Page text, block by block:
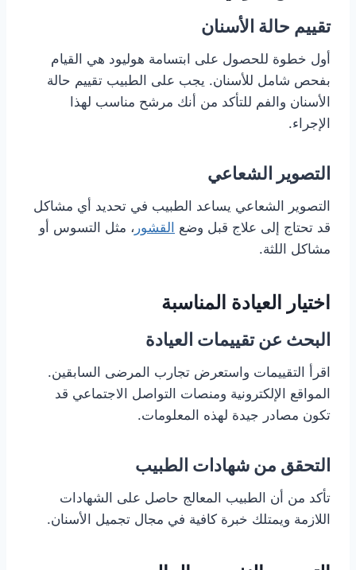
تقييم حالة الأسنان
أول خطوة للحصول على ابتسامة هوليود هي القيام
بفحص شامل للأسنان. يجب على الطبيب تقييم حالة
الأسنان والفم للتأكد من أنك مرشح مناسب لهذا
الإجراء.
التصوير الشعاعي
التصوير الشعاعي يساعد الطبيب في تحديد أي مشاكل
قد تحتاج إلى علاج قبل وضع القشور ، مثل التسوس أو
مشاكل اللثة.
اختيار العيادة المناسبة
البحث عن تقييمات العيادة
اقرأ التقييمات واستعرض تجارب المرضى السابقين.
المواقع الإلكترونية ومنصات التواصل الاجتماعي قد
تكون مصادر جيدة لهذه المعلومات.
التحقق من شهادات الطبيب
تأكد من أن الطبيب المعالج حاصل على الشهادات
اللازمة ويمتلك خبرة كافية في مجال تجميل الأسنان.